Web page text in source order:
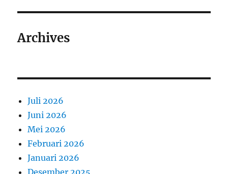
Archives
Juli 2026
Juni 2026
Mei 2026
Februari 2026
Januari 2026
Desember 2025